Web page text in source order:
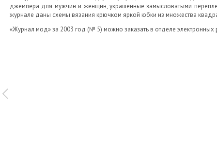
джемпера для мужчин и женщин, украшенные замысловатыми
журнале даны схемы вязания крючком яркой юбки из множества
«Журнал мод» за 2003 год (№ 5) можно заказать в отделе